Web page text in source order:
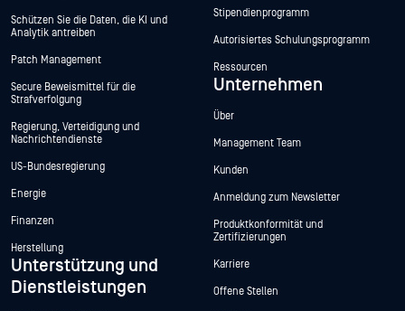
Schützen Sie die Daten, die KI und
Analytik antreiben
Patch Management
Secure Beweismittel für die
Strafverfolgung
Regierung, Verteidigung und
Nachrichtendienste
US-Bundesregierung
Energie
Finanzen
Herstellung
Unterstützung und
Dienstleistungen
Stipendienprogramm
Autorisiertes Schulungsprogramm
Ressourcen
Unternehmen
Über
Management Team
Kunden
Anmeldung zum Newsletter
Produktkonformität und
Zertifizierungen
Karriere
Offene Stellen